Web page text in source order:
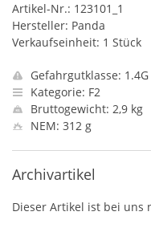
Artikel-Nr.: 123101_1
Hersteller: Panda
Verkaufseinheit: 1 Stück
Gefahrgutklasse: 1.4G
Kategorie: F2
Bruttogewicht: 2,9 kg
NEM: 312 g
Archivartikel
Dieser Artikel ist bei uns